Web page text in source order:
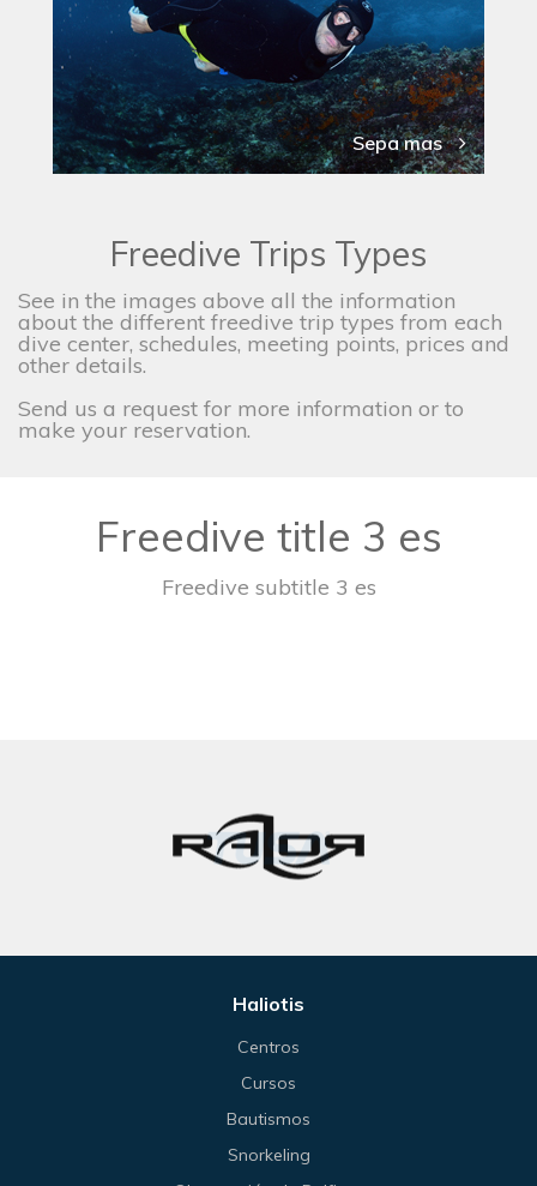
Sepa mas
Freedive Trips Types
See in the images above all the information
about the different freedive trip types from each
dive center, schedules, meeting points, prices and
other details.
Send us a request for more information or to
make your reservation.
Freedive title 3 es
Freedive subtitle 3 es
Haliotis
Centros
Cursos
Bautismos
Snorkeling